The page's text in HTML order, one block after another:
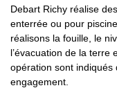
Debart Richy réalise
enterrée ou pour
réalisons la fouille, le
l’évacuation de la terre
opération sont indiqués
engagement.